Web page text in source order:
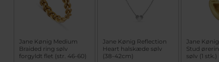
Jane Kønig Medium
Braided ring sølv
forgyldt flet (str. 46-60)
Jane Kønig Reflection
Heart halskæde sølv
(38-42cm)
Jane
Stud
sølv (1 stk.)